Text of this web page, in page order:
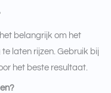
belangrijk om het
laten rijzen. Gebruik bij
het beste resultaat.